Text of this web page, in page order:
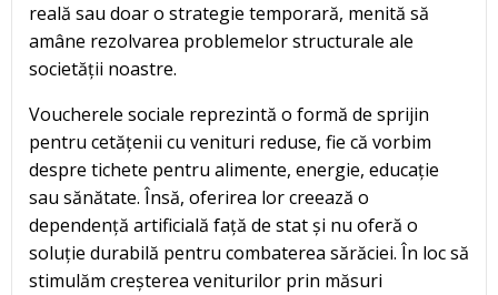
reală sau doar o strategie temporară, menită să
amâne rezolvarea problemelor structurale ale
societății noastre.
Voucherele sociale reprezintă o formă de sprijin
pentru cetățenii cu venituri reduse, fie că vorbim
despre tichete pentru alimente, energie, educație
sau sănătate. Însă, oferirea lor creează o
dependență artificială față de stat și nu oferă o
soluție durabilă pentru combaterea sărăciei. În loc să
stimulăm creșterea veniturilor prin măsuri